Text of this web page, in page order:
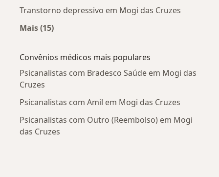
Transtorno depressivo em Mogi das Cruzes
Mais (15)
Convênios médicos mais populares
Psicanalistas com Bradesco Saúde em Mogi das
Cruzes
Psicanalistas com Amil em Mogi das Cruzes
Psicanalistas com Outro (Reembolso) em Mogi
das Cruzes